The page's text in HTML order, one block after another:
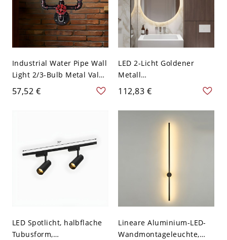
Industrial Water Pipe Wall
Light 2/3-Bulb Metal Valve
and Gauge Detailing
Sconce Lighting in
57,52 €
LED 2-Licht Goldener
Metall
Spiegelscheinwerfer
Linear Minimalismus
Wandlampe - 110V-120V
Golden 40,64 cm Weißlicht
112,83 €
LED Spotlicht, halbflache
Tubusform,
Lineare Aluminium-LED-
Wandmontageleuchte,